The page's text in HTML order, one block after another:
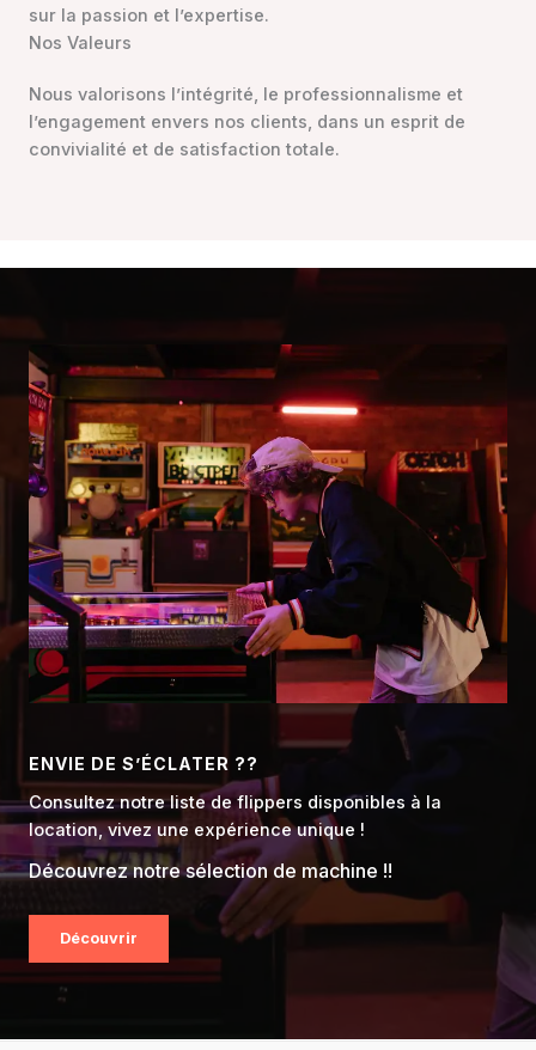
sur la passion et l’expertise.
Nos Valeurs
Nous valorisons l’intégrité, le professionnalisme et
l’engagement envers nos clients, dans un esprit de
convivialité et de satisfaction totale.
ENVIE DE S’ÉCLATER ??
Consultez notre liste de flippers disponibles à la
location, vivez une expérience unique !
Découvrez notre sélection de machine !!
Découvrir